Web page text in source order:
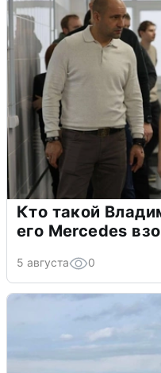
Кто такой
его Mercedes
5 августа 0